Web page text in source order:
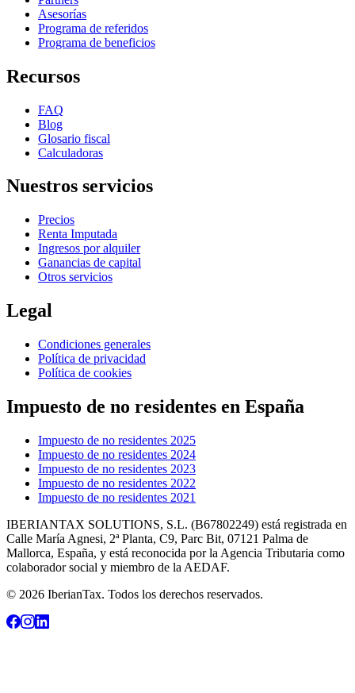
Asesorías
Programa de referidos
Programa de beneficios
Recursos
FAQ
Blog
Glosario fiscal
Calculadoras
Nuestros servicios
Precios
Renta Imputada
Ingresos por alquiler
Ganancias de capital
Otros servicios
Legal
Condiciones generales
Política de privacidad
Política de cookies
Impuesto de no residentes en España
Impuesto de no residentes 2025
Impuesto de no residentes 2024
Impuesto de no residentes 2023
Impuesto de no residentes 2022
Impuesto de no residentes 2021
IBERIANTAX SOLUTIONS, S.L. (B67802249) está registrada en
Calle María Agnesi, 2ª Planta, C9, Parc Bit, 07121 Palma de
Mallorca, España, y está reconocida por la Agencia Tributaria como
colaborador social y miembro de la AEDAF.
© 2026 IberianTax. Todos los derechos reservados.